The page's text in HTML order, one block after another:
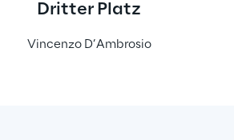
Dritter Platz
Vincenzo D’Ambrosio